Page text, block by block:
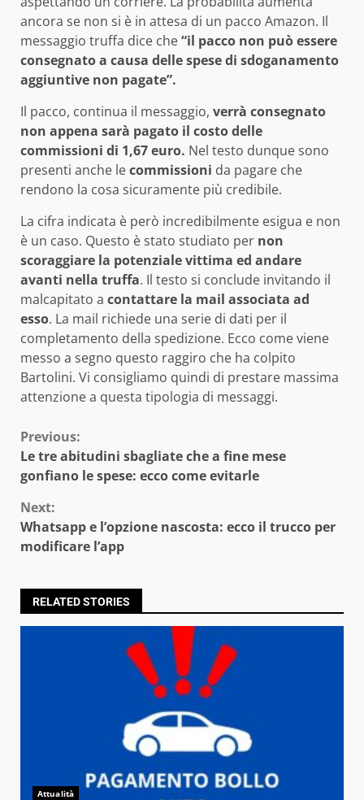
ancora se non si è in attesa di un pacco Amazon. Il
messaggio truffa dice che“il pacco non può essere
consegnato a causa delle spese di sdoganamento
aggiuntive non pagate”.
Il pacco, continua il messaggio, verrà consegnato
non appena sarà pagato il costo delle
commissioni di 1,67 euro. Nel testo dunque sono
presenti anche lecommissioni da pagare che
rendono la cosa sicuramente più credibile.
La cifra indicata è però incredibilmente esigua e non
è un caso. Questo è stato studiato per non
scoraggiare la potenziale vittima ed andare
avanti nella truffa. Il testo si conclude invitando il
malcapitato a contattare la mail associata ad
esso. La mail richiede una serie di dati per il
completamento della spedizione. Ecco come viene
messo a segno questo raggiro che ha colpito
Bartolini. Vi consigliamo quindi di prestare massima
attenzione a questa tipologia di messaggi.
Continue
Reading
Previous:
Le tre abitudini sbagliate che a fine mese
gonfiano le spese: ecco come evitarle
Next:
Whatsapp e l’opzione nascosta: ecco il trucco per
modificare l’app
RELATED STORIES
Attualità